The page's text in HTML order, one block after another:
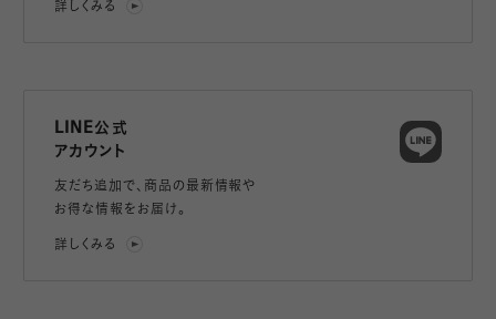
詳しくみる
LINE公式
アカウント
友だち追加で、 商品の最新情報や
お得な情報をお届け。
詳しくみる